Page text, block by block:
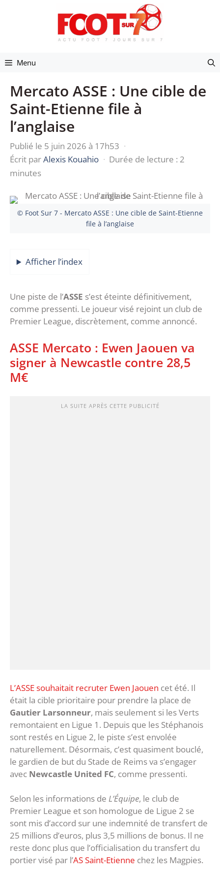
Menu
Mercato ASSE : Une cible de
Saint-Etienne file à
l’anglaise
Publié le 5 juin 2026 à 17h53 ·
Écrit parAlexis Kouahio · Durée de lecture : 2
minutes
© Foot Sur 7 - Mercato ASSE : Une cible de Saint-Etienne
file à l’anglaise
Afficher l’index
Une piste de l’ASSE s’est éteinte définitivement,
comme pressenti. Le joueur visé rejoint un club de
Premier League, discrètement, comme annoncé.
ASSE Mercato : Ewen Jaouen va
signer à Newcastle contre 28,5
M€
LA SUITE APRÈS CETTE PUBLICITÉ
L’ASSE souhaitait recruter Ewen Jaouen cet été. Il
était la cible prioritaire pour prendre la place de
Gautier Larsonneur, mais seulement si les Verts
remontaient en Ligue 1. Depuis que les Stéphanois
sont restés en Ligue 2, le piste s’est envolée
naturellement. Désormais, c’est quasiment bouclé,
le gardien de but du Stade de Reims va s’engager
avec Newcastle United FC, comme pressenti.
Selon les informations de L’Équipe, le club de
Premier League et son homologue de Ligue 2 se
sont mis d’accord sur une indemnité de transfert de
25 millions d’euros, plus 3,5 millions de bonus. Il ne
reste donc plus que l’officialisation du transfert du
portier visé par l’AS Saint-Etienne chez les Magpies.